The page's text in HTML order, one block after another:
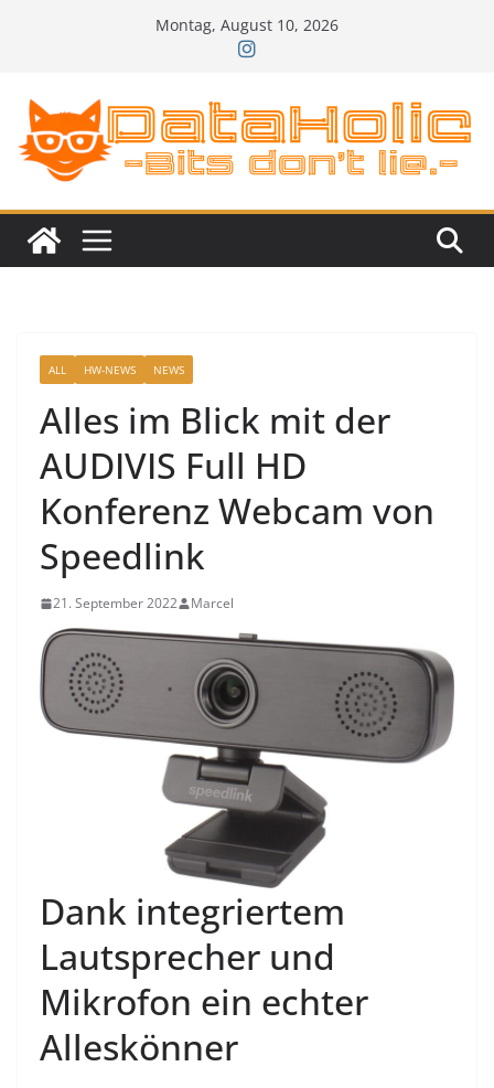
Montag, August 10, 2026
ALL HW-NEWS NEWS
Alles im Blick mit der
AUDIVIS Full HD
Konferenz Webcam von
Speedlink
21. September 2022 Marcel
Dank integriertem
Lautsprecher und
Mikrofon ein echter
Alleskönner